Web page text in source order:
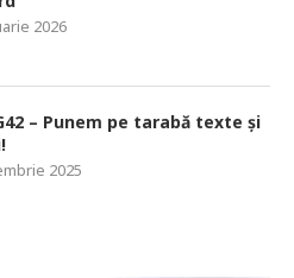
2026
– Punem pe tarabă texte și
2025